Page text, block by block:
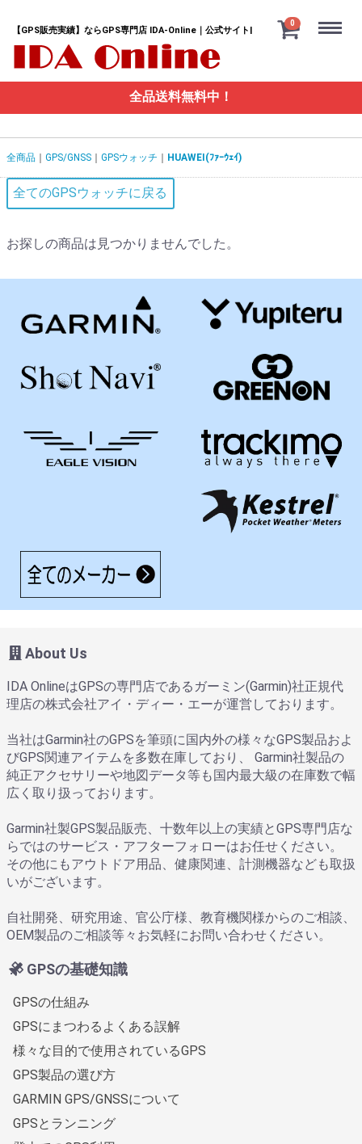
【GPS販売実績】ならGPS専門店 IDA-Online｜公式サイト|
0
全品送料無料中！
全商品 GPS/GNSS GPSウォッチ HUAWEI(ﾌｧｰｳｪｲ)
全てのGPSウォッチに戻る
お探しの商品は見つかりませんでした。
About Us
IDA OnlineはGPSの専門店であるガーミン(Garmin)社正規代
理店の株式会社アイ・ディー・エーが運営しております。
当社はGarmin社のGPSを筆頭に国内外の様々なGPS製品およ
びGPS関連アイテムを多数在庫しており、 Garmin社製品の
純正アクセサリーや地図データ等も国内最大級の在庫数で幅
広く取り扱っております。
Garmin社製GPS製品販売、十数年以上の実績とGPS専門店な
らではのサービス・アフターフォローはお任せください。
その他にもアウトドア用品、健康関連、計測機器なども取扱
いがございます。
自社開発、研究用途、官公庁様、教育機関様からのご相談、
OEM製品のご相談等々お気軽にお問い合わせください。
GPSの基礎知識
GPSの仕組み
GPSにまつわるよくある誤解
様々な目的で使用されているGPS
GPS製品の選び方
GARMIN GPS/GNSSについて
GPSとランニング